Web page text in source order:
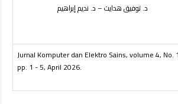
د. توفيق هدايت – د. نديم إبراهيم
Jurnal Komputer dan Elektro Sains, volume 4, No.
pp. 1 - 5, April 2026.